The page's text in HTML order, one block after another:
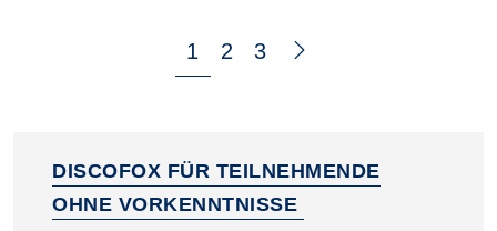
1 2 3
DISCOFOX FÜR TEILNEHMENDE
OHNE VORKENNTNISSE